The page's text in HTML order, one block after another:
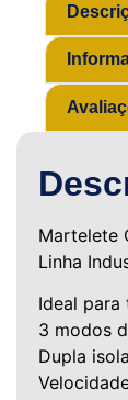
Martelete
Linha
Ideal para
3 modos
Dupla